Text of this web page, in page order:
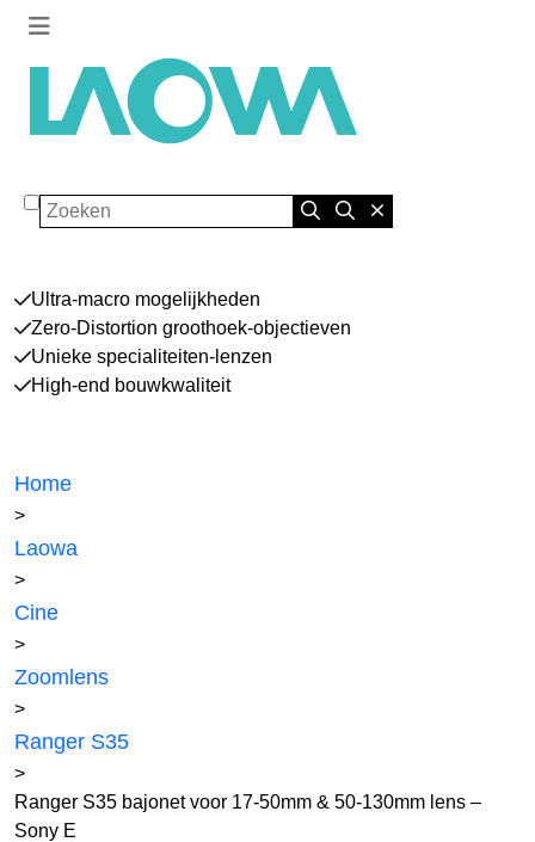
Zoeken
Ultra-macro mogelijkheden
Zero-Distortion groothoek-objectieven
Unieke specialiteiten-lenzen
High-end bouwkwaliteit
Home
>
Laowa
>
Cine
>
Zoomlens
>
Ranger S35
>
Ranger S35 bajonet voor 17-50mm & 50-130mm lens –
Sony E